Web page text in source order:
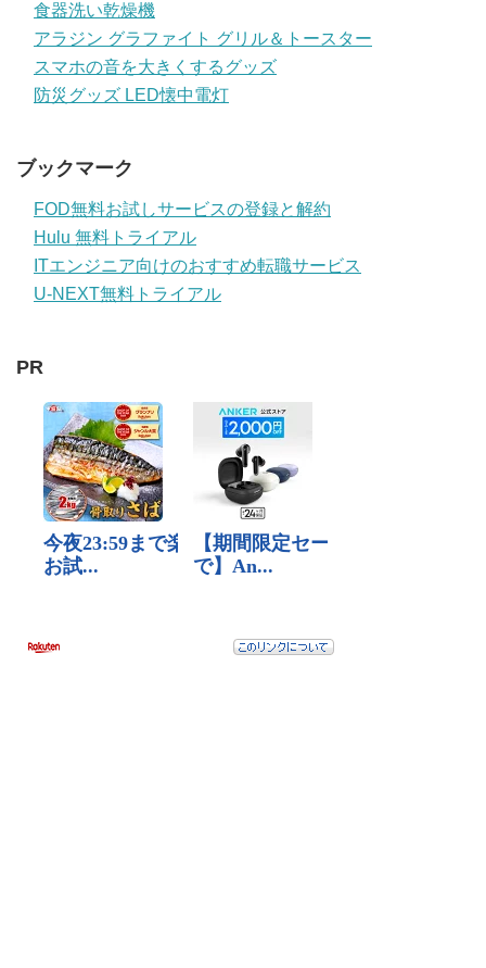
食器洗い乾燥機
アラジン グラファイト グリル＆トースター
スマホの音を大きくするグッズ
防災グッズ LED懐中電灯
ブックマーク
FOD無料お試しサービスの登録と解約
Hulu 無料トライアル
ITエンジニア向けのおすすめ転職サービス
U-NEXT無料トライアル
PR